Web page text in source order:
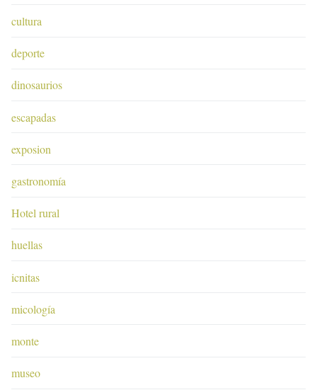
cultura
deporte
dinosaurios
escapadas
exposion
gastronomía
Hotel rural
huellas
icnitas
micología
monte
museo